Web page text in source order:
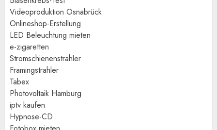
Videoproduktion Osnabrück
Onlineshop-Erstellung
LED Beleuchtung mieten
e-zigaretten
Stromschienenstrahler
Framingstrahler
Tabex
Photovoltaik Hamburg
iptv kaufen
Hypnose-CD